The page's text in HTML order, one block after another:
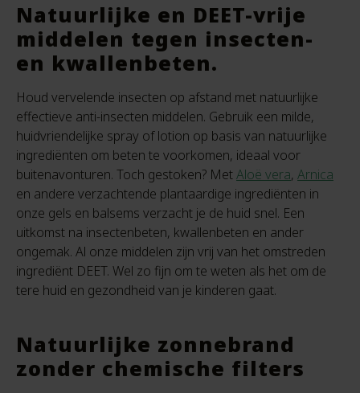
Natuurlijke en DEET-vrije
middelen tegen insecten-
en kwallenbeten.
Houd vervelende insecten op afstand met natuurlijke
effectieve anti-insecten middelen. Gebruik een milde,
huidvriendelijke spray of lotion op basis van natuurlijke
ingrediënten om beten te voorkomen, ideaal voor
buitenavonturen. Toch gestoken? MetAloë vera, Arnica
en andere verzachtende plantaardige ingrediënten in
onze gels en balsems verzacht je de huid snel. Een
uitkomst na insectenbeten, kwallenbeten en ander
ongemak. Al onze middelen zijn vrij van het omstreden
ingrediënt DEET. Wel zo fijn om te weten als het om de
tere huid en gezondheid van je kinderen gaat.
Natuurlijke zonnebrand
zonder chemische filters